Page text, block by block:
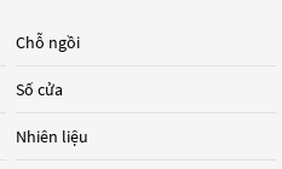
Chỗ ngồi
Số cửa
Nhiên liệu